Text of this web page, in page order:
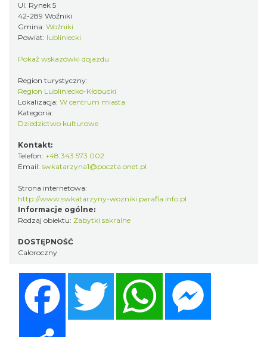
Ul. Rynek 5
42-289 Woźniki
Gmina: Woźniki
Powiat: lubliniecki
Pokaż wskazówki dojazdu
Region turystyczny:
Region Lubliniecko-Kłobucki
Lokalizacja: W centrum miasta
Kategoria:
Dziedzictwo kulturowe
Kontakt:
Telefon: +48 343 573 002
Email: swkatarzyna1@poczta.onet.pl
Strona internetowa:
http://www.swkatarzyny-wozniki.parafia.info.pl
Informacje ogólne:
Rodzaj obiektu: Zabytki sakralne
DOSTĘPNOŚĆ
Całoroczny
Twitter WhatsApp